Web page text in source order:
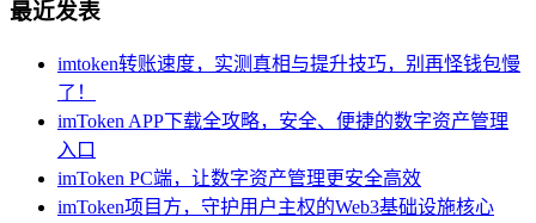
最近发表
imtoken转账速度，实测真相与提升技巧，别再怪钱包慢
了！
imToken APP下载全攻略，安全、便捷的数字资产管理
入口
imToken PC端，让数字资产管理更安全高效
imToken项目方，守护用户主权的Web3基础设施核心